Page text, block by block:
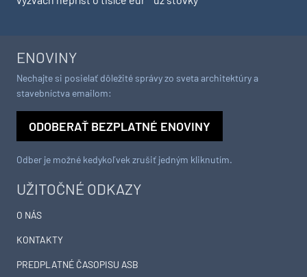
UŽITOČNÉ ODKAZY
O NÁS
KONTAKTY
PREDPLATNÉ ČASOPISU ASB
ENOVINY
Nechajte si posielať dôležité správy zo sveta architektúry a
stavebníctva emailom:
ODOBERAŤ BEZPLATNÉ ENOVINY
Odber je možné kedykoľvek zrušiť jedným kliknutím.